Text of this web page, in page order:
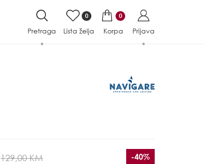
Pretraga
0
Lista želja
0
Korpa Prijava
129,00 KM -40%